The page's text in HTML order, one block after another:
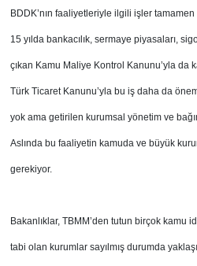
BDDK’nın faaliyetleriyle ilgili işler
15 yılda bankacılık, sermaye piyasaları,
çıkan Kamu Maliye Kontrol Kanunu’yla da
Türk Ticaret Kanunu’yla bu iş daha da
yok ama getirilen kurumsal yönetim ve
Aslında bu faaliyetin kamuda ve büyük
gerekiyor.
Bakanlıklar, TBMM’den tutun birçok kamu
tabi olan kurumlar sayılmış durumda